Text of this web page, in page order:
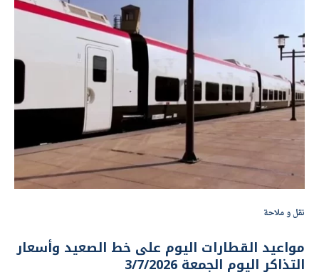
نقل و ملاحة
مواعيد القطارات اليوم على خط الصعيد وأسعار
التذاكر اليوم الجمعة 3/7/2026